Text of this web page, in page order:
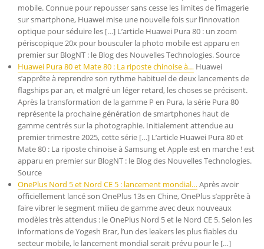
mobile. Connue pour repousser sans cesse les limites de l’imagerie
sur smartphone, Huawei mise une nouvelle fois sur l’innovation
optique pour séduire les […] L’article Huawei Pura 80 : un zoom
périscopique 20x pour bousculer la photo mobile est apparu en
premier sur BlogNT : le Blog des Nouvelles Technologies. Source
Huawei Pura 80 et Mate 80 : La riposte chinoise à… Huawei
s’apprête à reprendre son rythme habituel de deux lancements de
flagships par an, et malgré un léger retard, les choses se précisent.
Après la transformation de la gamme P en Pura, la série Pura 80
représente la prochaine génération de smartphones haut de
gamme centrés sur la photographie. Initialement attendue au
premier trimestre 2025, cette série […] L’article Huawei Pura 80 et
Mate 80 : La riposte chinoise à Samsung et Apple est en marche ! est
apparu en premier sur BlogNT : le Blog des Nouvelles Technologies.
Source
OnePlus Nord 5 et Nord CE 5 : lancement mondial…Après avoir
officiellement lancé son OnePlus 13s en Chine, OnePlus s’apprête à
faire vibrer le segment milieu de gamme avec deux nouveaux
modèles très attendus : le OnePlus Nord 5 et le Nord CE 5. Selon les
informations de Yogesh Brar, l’un des leakers les plus fiables du
secteur mobile, le lancement mondial serait prévu pour le […]